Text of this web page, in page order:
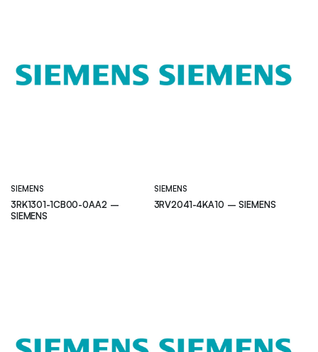
SIEMENS
3RK1301-1CB00-0AA2 –
SIEMENS
SIEMENS
3RV2041-4KA10 – SIEMENS